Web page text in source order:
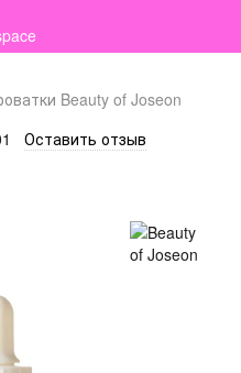
Beauty of Joseon
Оставить отзыв